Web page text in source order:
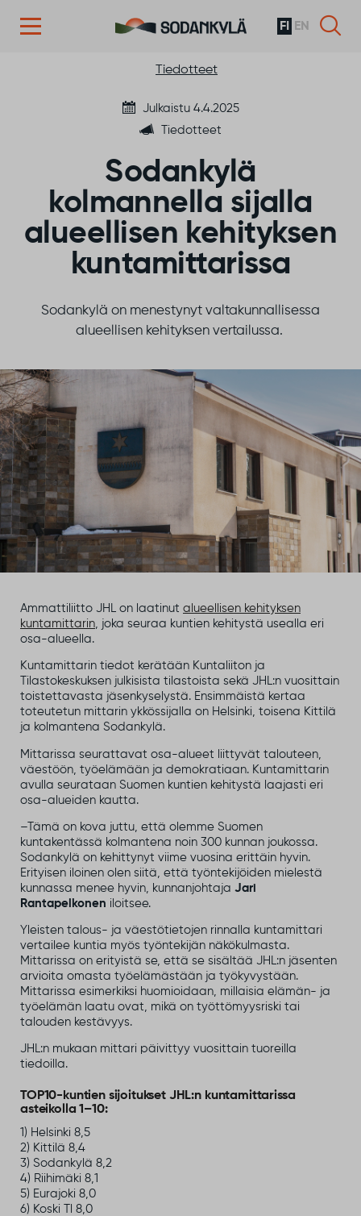
FI EN
Tiedotteet
Julkaistu 4.4.2025
Tiedotteet
Sodankylä
kolmannella sijalla
alueellisen kehityksen
kuntamittarissa
Sodankylä on menestynyt valtakunnallisessa
alueellisen kehityksen vertailussa.
Ammattiliitto JHL on laatinut alueellisen kehityksen
kuntamittarin, joka seuraa kuntien kehitystä usealla eri
osa-alueella.
Kuntamittarin tiedot kerätään Kuntaliiton ja
Tilastokeskuksen julkisista tilastoista sekä JHL:n vuosittain
toistettavasta jäsenkyselystä. Ensimmäistä kertaa
toteutetun mittarin ykkössijalla on Helsinki, toisena Kittilä
ja kolmantena Sodankylä.
Mittarissa seurattavat osa-alueet liittyvät talouteen,
väestöön, työelämään ja demokratiaan. Kuntamittarin
avulla seurataan Suomen kuntien kehitystä laajasti eri
osa-alueiden kautta.
–Tämä on kova juttu, että olemme Suomen
kuntakentässä kolmantena noin 300 kunnan joukossa.
Sodankylä on kehittynyt viime vuosina erittäin hyvin.
Erityisen iloinen olen siitä, että työntekijöiden mielestä
kunnassa menee hyvin, kunnanjohtaja Jari
Rantapelkonen iloitsee.
Yleisten talous- ja väestötietojen rinnalla kuntamittari
vertailee kuntia myös työntekijän näkökulmasta.
Mittarissa on erityistä se, että se sisältää JHL:n jäsenten
arvioita omasta työelämästään ja työkyvystään.
Mittarissa esimerkiksi huomioidaan, millaisia elämän- ja
työelämän laatu ovat, mikä on työttömyysriski tai
talouden kestävyys.
JHL:n mukaan mittari päivittyy vuosittain tuoreilla
tiedoilla.
TOP10-kuntien sijoitukset JHL:n kuntamittarissa
asteikolla 1–10:
1) Helsinki 8,5
2) Kittilä 8,4
3) Sodankylä 8,2
4) Riihimäki 8,1
5) Eurajoki 8,0
6) Koski Tl 8,0